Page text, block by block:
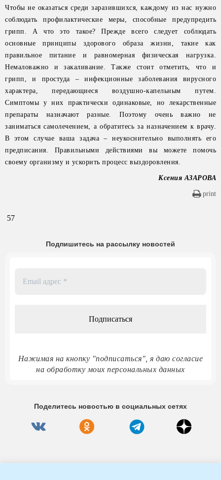
Чтобы не оказаться среди заразившихся, каждому из нас нужно
соблюдать профилактические меры, способные предупредить
грипп. А что это такое? Прежде всего следует соблюдать
основные принципы здорового образа жизни, такие как
правильное питание и равномерная физическая нагрузка.
Немаловажно и закаливание. Также стоит отметить, что и
грипп, и простуда – инфекционные заболевания вирусного
характера, передающиеся воздушно-капельным путем.
Симптомы у них практически одинаковые, но лекарственные
препараты назначают разные. Поэтому очень важно не
заниматься самолечением, а обратитесь за назначением к врачу.
В этом случае ваша задача – неукоснительно выполнять его
предписания. Правильными действиями вы можете помочь
своему организму и ускорить процесс выздоровления.
Ксения АЗАРОВА
print
57
Подпишитесь на рассылку новостей
Нажимая на кнопку "подписаться", я даю согласие
на обработку моих персональных данных
Поделитесь новостью в социальных сетях